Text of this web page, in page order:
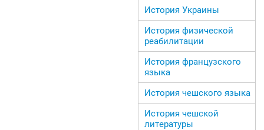
История Украины
История физической
реабилитации
История французского
языка
История чешского языка
История чешской
литературы